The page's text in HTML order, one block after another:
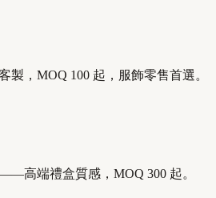
製，MOQ 100 起，服飾零售首選。
高端禮盒質感，MOQ 300 起。